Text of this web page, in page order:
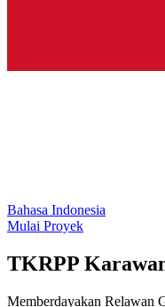
Bahasa Indonesia
Mulai Proyek
TKRPP
Memberdayakan Relawan